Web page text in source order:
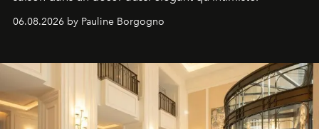
06.08.2026 by Pauline Borgogno